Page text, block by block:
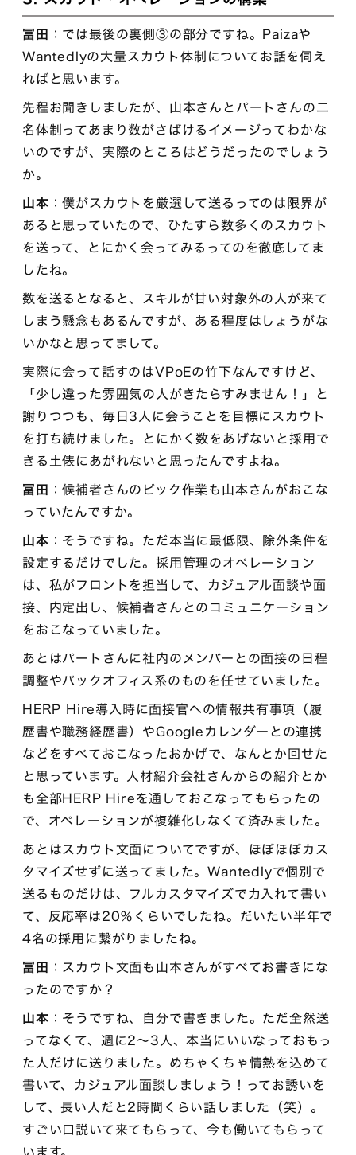
冨田 ：では最後の裏側③の部分ですね。Paizaや
Wantedlyの大量スカウト体制についてお話を伺え
ればと思います。
先程お聞きしましたが、山本さんとパートさんの二
名体制ってあまり数がさばけるイメージってわかな
いのですが、実際のところはどうだったのでしょう
か。
山本 ：僕がスカウトを厳選して送るってのは限界が
あると思っていたので、ひたすら数多くのスカウト
を送って、とにかく会ってみるってのを徹底してま
したね。
数を送るとなると、スキルが甘い対象外の人が来て
しまう懸念もあるんですが、ある程度はしょうがな
いかなと思ってまして。
実際に会って話すのはVPoEの竹下なんですけど、
「少し違った雰囲気の人がきたらすみません！」と
謝りつつも、毎日3人に会うことを目標にスカウト
を打ち続けました。とにかく数をあげないと採用で
きる土俵にあがれないと思ったんですよね。
冨田 ：候補者さんのピック作業も山本さんがおこな
っていたんですか。
山本 ：そうですね。ただ本当に最低限、除外条件を
設定するだけでした。採用管理のオペレーション
は、私がフロントを担当して、カジュアル面談や面
接、内定出し、候補者さんとのコミュニケーション
をおこなっていました。
あとはパートさんに社内のメンバーとの面接の日程
調整やバックオフィス系のものを任せていました。
HERP Hire導入時に面接官への情報共有事項（履
歴書や職務経歴書）やGoogleカレンダーとの連携
などをすべておこなったおかげで、なんとか回せた
と思っています。人材紹介会社さんからの紹介とか
も全部HERP Hireを通しておこなってもらったの
で、オペレーションが複雑化しなくて済みました。
あとはスカウト文面についてですが、ほぼほぼカス
タマイズせずに送ってました。Wantedlyで個別で
送るものだけは、フルカスタマイズで力入れて書い
て、反応率は20％くらいでしたね。だいたい半年で
4名の採用に繋がりましたね。
冨田 ：スカウト文面も山本さんがすべてお書きにな
ったのですか？
山本 ：そうですね、自分で書きました。ただ全然送
ってなくて、週に2〜3人、本当にいいなっておもっ
た人だけに送りました。めちゃくちゃ情熱を込めて
書いて、カジュアル面談しましょう！ってお誘いを
して、長い人だと2時間くらい話しました（笑）。
すごい口説いて来てもらって、今も働いてもらって